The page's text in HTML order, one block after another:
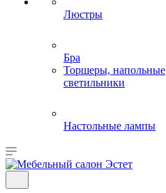
Люстры
Бра
Торшеры, напольные
светильники
Настольные лампы